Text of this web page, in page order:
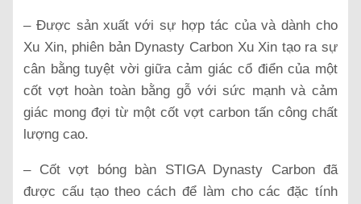
– Được sản xuất với sự hợp tác của và dành cho
Xu Xin, phiên bản Dynasty Carbon Xu Xin tạo ra sự
cân bằng tuyệt vời giữa cảm giác cổ điển của một
cốt vợt hoàn toàn bằng gỗ với sức mạnh và cảm
giác mong đợi từ một cốt vợt carbon tấn công chất
lượng cao.
– Cốt vợt bóng bàn STIGA Dynasty Carbon đã
được cấu tạo theo cách để làm cho các đặc tính